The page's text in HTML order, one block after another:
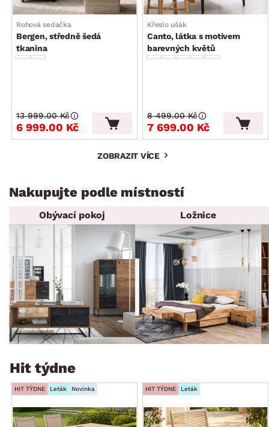
Rohová sedačka
Bergen, středně šedá
tkanina
6 999.00 Kč
13 999.00 Kč
Křeslo ušák
Canto, látka s motivem
barevných květů
7 699.00 Kč
8 499.00 Kč
ZOBRAZIT VÍCE
Nakupujte podle místností
Obývací pokoj Ložnice
Hit týdne
HIT TÝDNE Leták Novinka HIT TÝDNE Leták